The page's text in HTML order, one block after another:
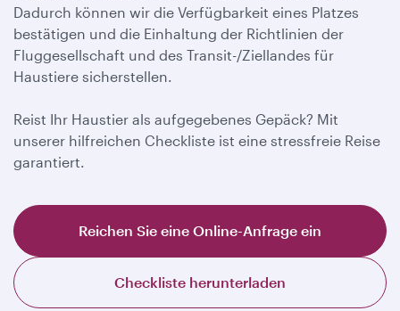
Dadurch können wir die Verfügbarkeit eines Platzes
bestätigen und die Einhaltung der Richtlinien der
Fluggesellschaft und des Transit-/Ziellandes für
Haustiere sicherstellen.
Reist Ihr Haustier als aufgegebenes Gepäck? Mit
unserer hilfreichen Checkliste ist eine stressfreie Reise
garantiert.
Reichen Sie eine Online-Anfrage ein
Checkliste herunterladen